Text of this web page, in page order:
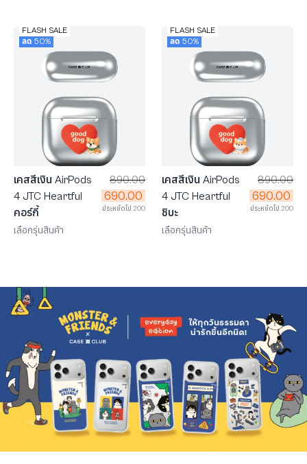
FLASH SALE
ลด 50%
เคสสีเงิน AirPods
4 JTC Heartful
คอร์กี้
890.00
690.00
ประหยัดไป 200
เลือกรุ่นสินค้า
FLASH SALE
ลด 50%
เคสสีเงิน AirPods
4 JTC Heartful
ชิบะ
890.00
690.00
ประหยัดไป 200
เลือกรุ่นสินค้า